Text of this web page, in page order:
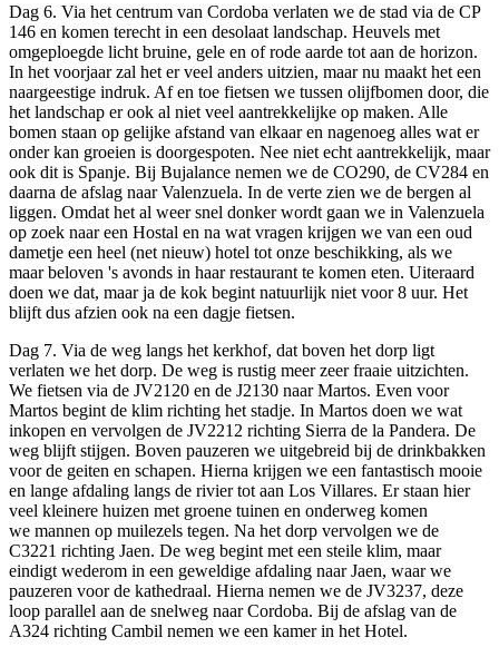
Dag 6. Via het centrum van Cordoba verlaten we de stad via de CP
146 en komen terecht in een desolaat landschap. Heuvels met
omgeploegde licht bruine, gele en of rode aarde tot aan de horizon.
In het voorjaar zal het er veel anders uitzien, maar nu maakt het een
naargeestige indruk. Af en toe fietsen we tussen olijfbomen door, die
het landschap er ook al niet veel aantrekkelijke op maken. Alle
bomen staan op gelijke afstand van elkaar en nagenoeg alles wat er
onder kan groeien is doorgespoten. Nee niet echt aantrekkelijk, maar
ook dit is Spanje. Bij Bujalance nemen we de CO290, de CV284 en
daarna de afslag naar Valenzuela. In de verte zien we de bergen al
liggen. Omdat het al weer snel donker wordt gaan we in Valenzuela
op zoek naar een Hostal en na wat vragen krijgen we van een oud
dametje een heel (net nieuw) hotel tot onze beschikking, als we
maar beloven 's avonds in haar restaurant te komen eten. Uiteraard
doen we dat, maar ja de kok begint natuurlijk niet voor 8 uur. Het
blijft dus afzien ook na een dagje fietsen.
Dag 7. Via de weg langs het kerkhof, dat boven het dorp ligt
verlaten we het dorp. De weg is rustig meer zeer fraaie uitzichten.
We fietsen via de JV2120 en de J2130 naar Martos. Even voor
Martos begint de klim richting het stadje. In Martos doen we wat
inkopen en vervolgen de JV2212 richting Sierra de la Pandera. De
weg blijft stijgen. Boven pauzeren we uitgebreid bij de drinkbakken
voor de geiten en schapen. Hierna krijgen we een fantastisch mooie
en lange afdaling langs de rivier tot aan Los Villares. Er staan hier
veel kleinere huizen met groene tuinen en onderweg komen
we mannen op muilezels tegen. Na het dorp vervolgen we de
C3221 richting Jaen. De weg begint met een steile klim, maar
eindigt wederom in een geweldige afdaling naar Jaen, waar we
pauzeren voor de kathedraal. Hierna nemen we de JV3237, deze
loop parallel aan de snelweg naar Cordoba. Bij de afslag van de
A324 richting Cambil nemen we een kamer in het Hotel.